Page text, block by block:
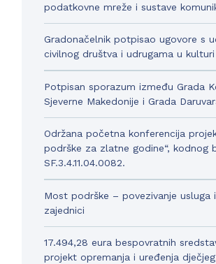
podatkovne mreže i sustave
Gradonačelnik potpisao ugovore s
civilnog društva i udrugama u kulturi
Potpisan sporazum između Grada
Sjeverne Makedonije i Grada
Održana početna konferencija
podrške za zlatne godine“, kodnog
SF.3.4.11.04.0082.
Most podrške – povezivanje usluga
zajednici
17.494,28 eura bespovratnih
projekt opremanja i uređenja